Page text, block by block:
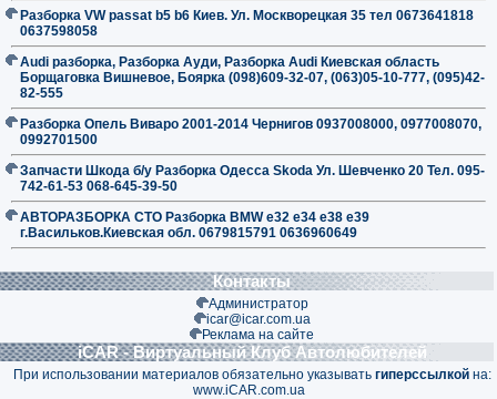
Разборка VW passat b5 b6 Киев. Ул. Москворецкая 35 тел 0673641818
0637598058
Audi разборка, Разборка Ауди, Разборка Audi Киевская область
Борщаговка Вишневое, Боярка (098)609-32-07, (063)05-10-777, (095)42-
82-555
Разборка Опель Виваро 2001-2014 Чернигов 0937008000, 0977008070,
0992701500
Запчасти Шкода б/у Разборка Одесса Skoda Ул. Шевченко 20 Тел. 095-
742-61-53 068-645-39-50
АВТОРАЗБОРКА СТО Разборка BMW е32 е34 е38 е39
г.Васильков.Киевская обл. 0679815791 0636960649
Контакты
Администратор
icar@icar.com.ua
Реклама на сайте
iCAR - Виртуальный Клуб Автолюбителей
При использовании материалов обязательно указывать гиперссылкойна:
www.iCAR.com.ua